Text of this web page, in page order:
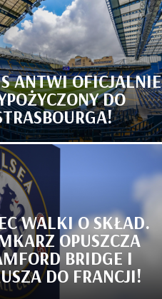
ANTWI OFICJALNIE
DO
WALKI O SKŁAD.
OPUSZCZA
BRIDGE I
DO FRANCJI!